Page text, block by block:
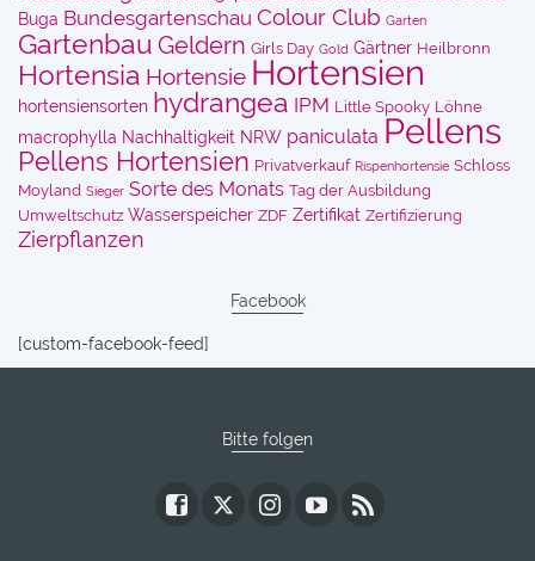
Buga Bundesgartenschau Colour Club Garten
Gartenbau Geldern Girls Day Gold Gärtner Heilbronn
Hortensia Hortensie Hortensien
hortensiensorten hydrangea IPM Little Spooky Löhne
macrophylla Nachhaltigkeit NRW paniculata Pellens
Pellens Hortensien Privatverkauf Rispenhortensie Schloss
Moyland Sieger Sorte des Monats Tag der Ausbildung
Umweltschutz Wasserspeicher ZDF Zertifikat Zertifizierung
Zierpflanzen
Facebook
[custom-facebook-feed]
Bitte folgen